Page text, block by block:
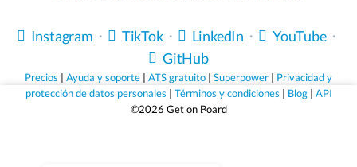
Sólo empleos que valen la pena.
Instagram ・ TikTok・ LinkedIn ・ YouTube・
GitHub
Precios | Ayuda y soporte | ATS gratuito | Superpower | Privacidad y
protección de datos personales | Términos y condiciones | Blog| API
©2026 Get on Board